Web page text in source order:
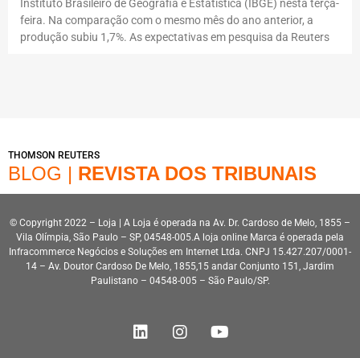
Instituto Brasileiro de Geografia e Estatística (IBGE) nesta terça-
feira. Na comparação com o mesmo mês do ano anterior, a
produção subiu 1,7%. As expectativas em pesquisa da Reuters
THOMSON REUTERS
BLOG | REVISTA DOS TRIBUNAIS
© Copyright 2022 – Loja | A Loja é operada na Av. Dr. Cardoso de Melo, 1855 –
Vila Olímpia, São Paulo – SP, 04548-005.A loja online Marca é operada pela
Infracommerce Negócios e Soluções em Internet Ltda. CNPJ 15.427.207/0001-
14 – Av. Doutor Cardoso De Melo, 1855,15 andar Conjunto 151, Jardim
Paulistano – 04548-005 – São Paulo/SP.